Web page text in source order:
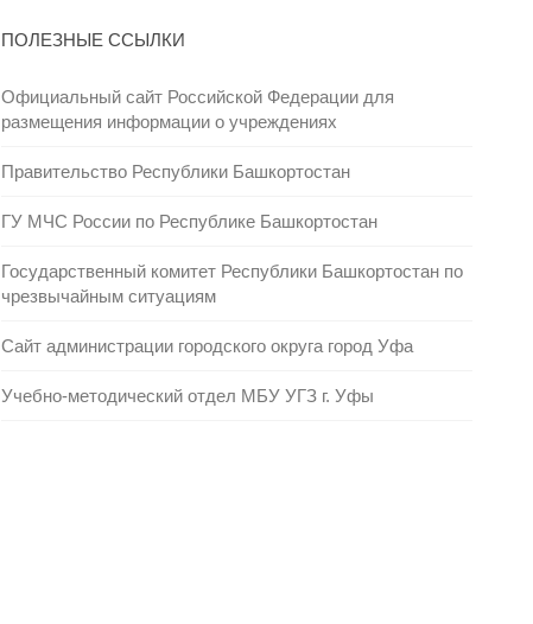
ПОЛЕЗНЫЕ ССЫЛКИ
Официальный сайт Российской Федерации для
размещения информации о учреждениях
Правительство Республики Башкортостан
ГУ МЧС России по Республике Башкортостан
Государственный комитет Республики Башкортостан по
чрезвычайным ситуациям
Сайт администрации городского округа город Уфа
Учебно-методический отдел МБУ УГЗ г. Уфы